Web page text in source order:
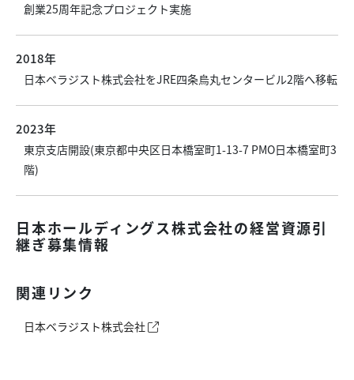
創業25周年記念プロジェクト実施
2018年
日本ベラジスト株式会社をJRE四条烏丸センタービル2階へ移転
2023年
東京支店開設(東京都中央区日本橋室町1-13-7 PMO日本橋室町3
階)
日本ホールディングス株式会社の経営資源引
継ぎ募集情報
関連リンク
日本ベラジスト株式会社